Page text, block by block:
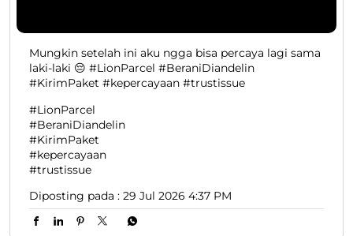
Mungkin setelah ini aku ngga bisa percaya lagi sama
laki-laki 😔 #LionParcel #BeraniDiandelin
#KirimPaket #kepercayaan #trustissue
#LionParcel
#BeraniDiandelin
#KirimPaket
#kepercayaan
#trustissue
Diposting pada : 29 Jul 2026 4:37 PM